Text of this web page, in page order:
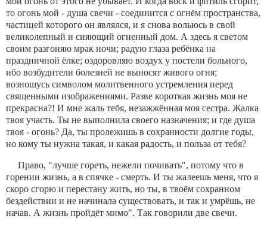
то огонь мой - душа свечи - соединится с огнём пространства,
частицей которого он являлся, и я снова вольюсь в свой
великолепный и сияющий огненный дом. А здесь я светом
своим разгоняю мрак ночи; радую глаза ребёнка на
праздничной ёлке; оздоровляю воздух у постели больного,
ибо возбудители болезней не выносят живого огня;
возношусь символом молитвенного устремления перед
священными изображениями. Разве короткая жизнь моя не
прекрасна?! И мне жаль тебя, незажжённая моя сестра. Жалка
твоя участь. Ты не выполнила своего назначения; и где душа
твоя - огонь? Да, ты пролежишь в сохранности долгие годы,
но кому ты нужна такая, и какая радость, и польза от тебя?
Право, "лучше гореть, нежели почивать", потому что в
горении жизнь, а в спячке - смерть. И ты жалеешь меня, что я
скоро сгорю и перестану жить, но ты, в твоём сохранном
бездействии и не начинала существовать, и так и умрёшь, не
начав. А жизнь пройдёт мимо". Так говорили две свечи.